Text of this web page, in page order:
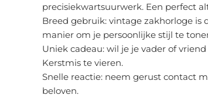
precisiekwartsuurwerk. Een perfect
Breed gebruik: vintage zakhorloge is
manier om je persoonlijke stijl te
Uniek cadeau: wil je je vader of
Kerstmis te vieren.
Snelle reactie: neem gerust contact
beloven.